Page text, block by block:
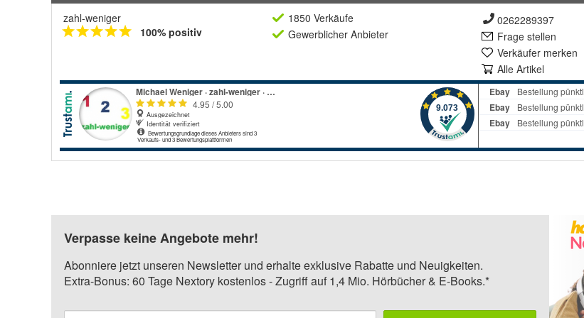
zahl-weniger
100% positiv
1850 Verkäufe
Gewerblicher Anbieter
0262289397
Frage stellen
Verkäufer merken
Alle Artikel
Verpasse keine Angebote mehr!
Abonniere jetzt unseren Newsletter und erhalte exklusive Rabatte und Neuigkeiten.
Extra-Bonus: 60 Tage Nextory kostenlos - Zugriff auf 1,4 Mio. Hörbücher & E-Books.*